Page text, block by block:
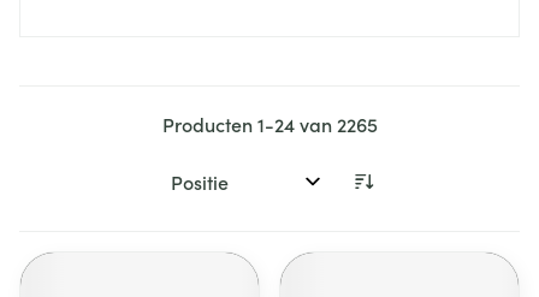
Producten1-24van 2265
Sorteer op: